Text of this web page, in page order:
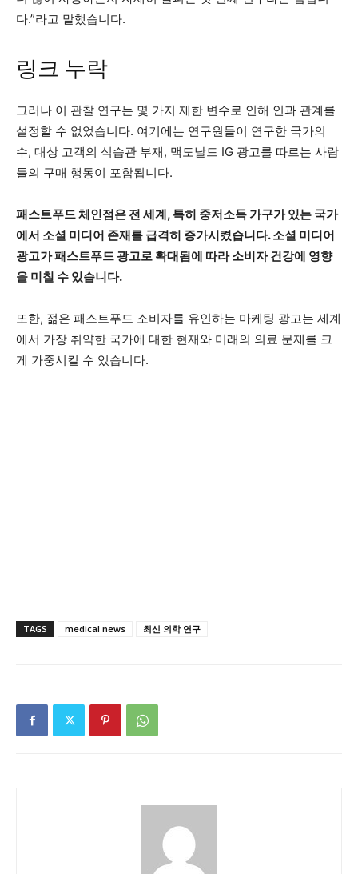
다.”라고 말했습니다.
링크 누락
그러나 이 관찰 연구는 몇 가지 제한 변수로 인해 인과 관계를
설정할 수 없었습니다. 여기에는 연구원들이 연구한 국가의
수, 대상 고객의 식습관 부재, 맥도날드 IG 광고를 따르는 사람
들의 구매 행동이 포함됩니다.
패스트푸드 체인점은 전 세계, 특히 중저소득 가구가 있는 국가
에서 소셜 미디어 존재를 급격히 증가시켰습니다. 소셜 미디어
광고가 패스트푸드 광고로 확대됨에 따라 소비자 건강에 영향
을 미칠 수 있습니다.
또한, 젊은 패스트푸드 소비자를 유인하는 마케팅 광고는 세계
에서 가장 취약한 국가에 대한 현재와 미래의 의료 문제를 크
게 가중시킬 수 있습니다.
TAGS medical news 최신 의학 연구